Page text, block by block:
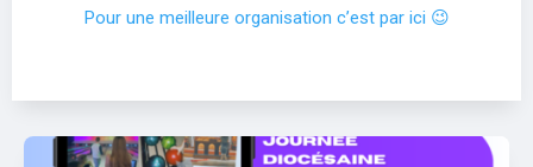
Pour une meilleure organisation c’est par ici 😉